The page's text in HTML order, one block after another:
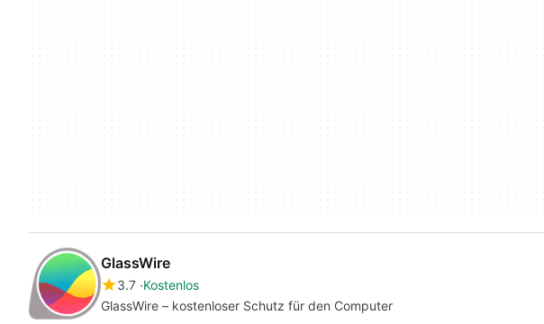
GlassWire
3.7 Kostenlos
GlassWire – kostenloser Schutz für den Computer